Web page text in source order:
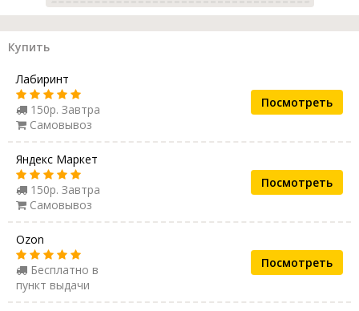
Купить
Лабиринт
150р. Завтра
Самовывоз
Посмотреть
Яндекс Маркет
150р. Завтра
Самовывоз
Посмотреть
Ozon
Бесплатно в
пункт выдачи
Посмотреть